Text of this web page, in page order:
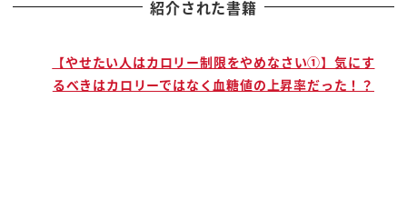
銀行という管理者がいないので問い合わせ
引き出せなくなっちゃったよこの
ウォレットが凍結したもしくは
紹介された書籍
【やせたい人はカロリー制限をやめなさい①】気にす
るべきはカロリーではなく血糖値の上昇率だった！？